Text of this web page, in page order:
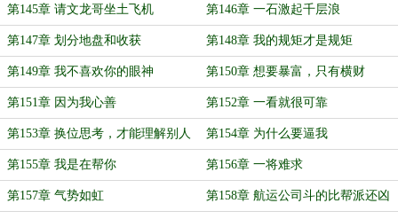
第145章 请文龙哥坐土飞机 第146章 一石激起千层浪
第147章 划分地盘和收获 第148章 我的规矩才是规矩
第149章 我不喜欢你的眼神 第150章 想要暴富，只有横财
第151章 因为我心善 第152章 一看就很可靠
第153章 换位思考，才能理解别人 第154章 为什么要逼我
第155章 我是在帮你 第156章 一将难求
第157章 气势如虹 第158章 航运公司斗的比帮派还凶